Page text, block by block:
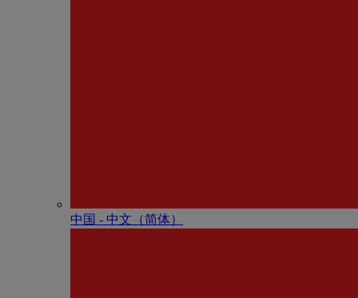
中国 - 中⽂（简体）